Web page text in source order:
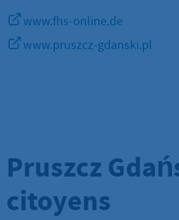
www.fhs-online.de
www.pruszcz-gdanski.pl
Pruszcz
citoyens